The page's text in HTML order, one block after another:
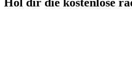
Hol dir die kostenlose